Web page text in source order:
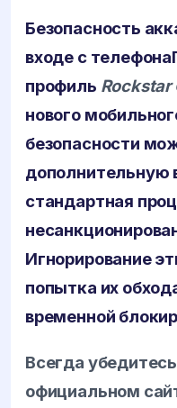
Безопасность
входе с телефона
профиль Rockstar
нового
безопасности
дополнительную
стандартная
Игнорирование
попытка их
временной
Всегда
официальном